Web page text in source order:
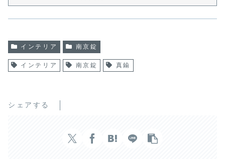
インテリア 南京錠
インテリア 南京錠 真鍮
シェアする